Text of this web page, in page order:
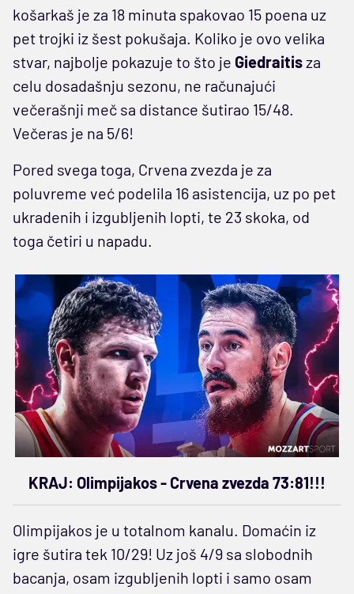
košarkaš je za 18 minuta spakovao 15 poena uz
pet trojki iz šest pokušaja. Koliko je ovo velika
stvar, najbolje pokazuje to što je Giedraitisza
celu dosadašnju sezonu, ne računajući
večerašnji meč sa distance šutirao 15/48.
Večeras je na 5/6!
Pored svega toga, Crvena zvezda je za
poluvreme već podelila 16 asistencija, uz po pet
ukradenih i izgubljenih lopti, te 23 skoka, od
toga četiri u napadu.
KRAJ: Olimpijakos - Crvena zvezda 73:81!!!
Olimpijakos je u totalnom kanalu. Domaćin iz
igre šutira tek 10/29! Uz još 4/9 sa slobodnih
bacanja, osam izgubljenih lopti i samo osam